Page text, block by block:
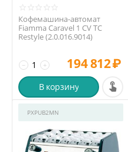
Кофемашина-автомат
Fiamma Caravel 1 CV TC
Restyle (2.0.016.9014)
+
− 194 812₽
В корзину
РХPUB2MN